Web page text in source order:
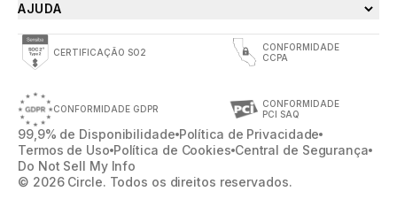
AJUDA
CERTIFICAÇÃO SO2
CONFORMIDADE GDPR
CONFORMIDADE
CCPA
CONFORMIDADE
PCI SAQ
99,9% de Disponibilidade Política de Privacidade
Termos de Uso Política de Cookies Central de Segurança
Do Not Sell My Info
© 2026 Circle. Todos os direitos reservados.